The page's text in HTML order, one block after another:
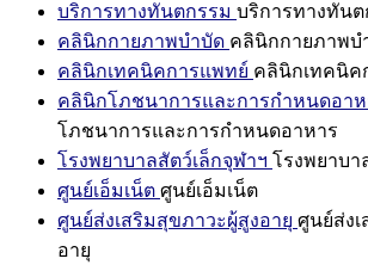
บริการทางทันตกรรม บริการทางทันต
คลินิกกายภาพบำบัด คลินิกกายภาพบ
คลินิกเทคนิคการแพทย์ คลินิกเทคนิค
คลินิกโภชนาการและการกำหนดอาห
โภชนาการและการกำหนดอาหาร
โรงพยาบาลสัตว์เล็กจุฬาฯ โรงพยาบา
ศูนย์เอ็มเน็ต ศูนย์เอ็มเน็ต
ศูนย์ส่งเสริมสุขภาวะผู้สูงอายุ ศูนย์ส่ง
อายุ